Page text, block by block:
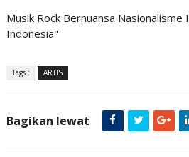
Musik Rock Bernuansa
Indonesia"
Tags : ARTIS
Bagikan lewat